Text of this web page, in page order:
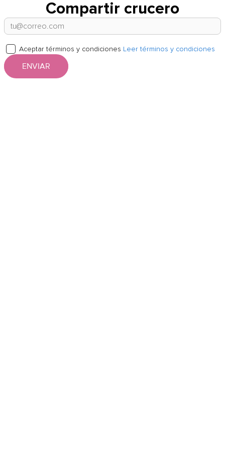
Compartir crucero
Aceptar términos y condiciones Leer términos y condiciones
ENVIAR